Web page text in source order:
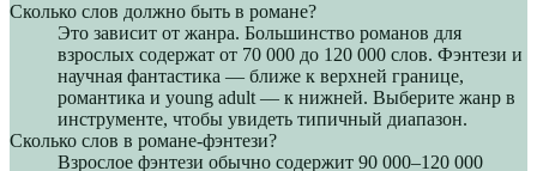
Сколько слов должно быть в романе?
Это зависит от жанра. Большинство романов для
взрослых содержат от 70 000 до 120 000 слов. Фэнтези и
научная фантастика — ближе к верхней границе,
романтика и young adult — к нижней. Выберите жанр в
инструменте, чтобы увидеть типичный диапазон.
Сколько слов в романе-фэнтези?
Взрослое фэнтези обычно содержит 90 000–120 000